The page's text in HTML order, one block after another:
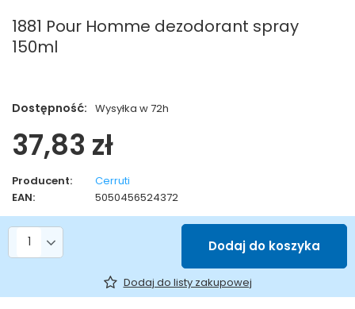
1881 Pour Homme dezodorant spray
150ml
Dostępność: Wysyłka w 72h
37,83 zł
Producent:
Cerruti
EAN:
5050456524372
Liczba produktów
Dodaj do koszyka
Dodaj do listy zakupowej